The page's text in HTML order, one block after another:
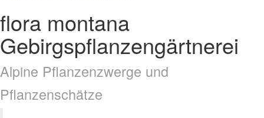
flora montana
Gebirgspflanzengärtnerei
Alpine Pflanzenzwerge und
Pflanzenschätze